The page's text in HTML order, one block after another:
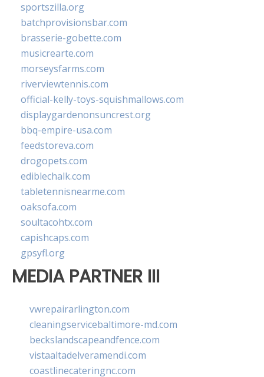
sportszilla.org
batchprovisionsbar.com
brasserie-gobette.com
musicrearte.com
morseysfarms.com
riverviewtennis.com
official-kelly-toys-squishmallows.com
displaygardenonsuncrest.org
bbq-empire-usa.com
feedstoreva.com
drogopets.com
ediblechalk.com
tabletennisnearme.com
oaksofa.com
soultacohtx.com
capishcaps.com
gpsyfl.org
MEDIA PARTNER III
vwrepairarlington.com
cleaningservicebaltimore-md.com
beckslandscapeandfence.com
vistaaltadelveramendi.com
coastlinecateringnc.com